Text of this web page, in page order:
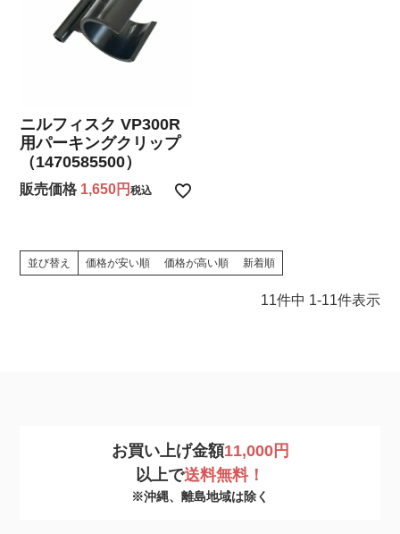
ニルフィスク VP300R
用パーキングクリップ
（1470585500）
販売価格 1,650 税込
並び替え 価格が安い順 価格が高い順 新着順
11件中 1-11件表示
お買い上げ金額11,000円
以上で送料無料！
※沖縄、離島地域は除く